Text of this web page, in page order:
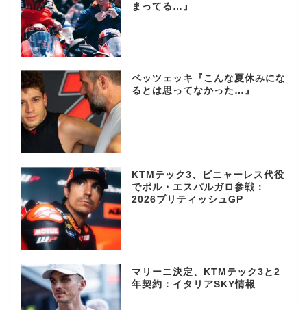
まってる…』
ベッツェッキ『こんな夏休みにな
るとは思ってなかった…』
KTMテック3、ビニャーレス代役
でポル・エスパルガロ参戦：
2026ブリティッシュGP
マリーニ決定、KTMテック3と2
年契約：イタリアSKY情報